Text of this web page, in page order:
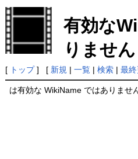
有効な
りません
[ トップ] [ 新規 | 一覧| 検索| 最
は有効な WikiName ではありませ